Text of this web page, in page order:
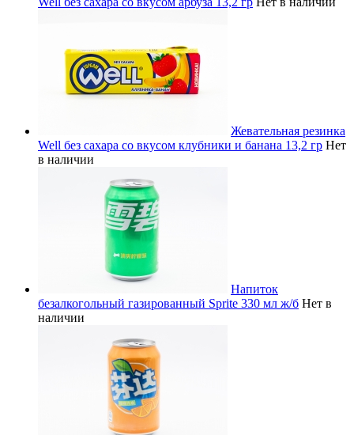
Жевательная резинка
Well без сахара со вкусом клубники и банана 13,2 гр Нет
в наличии
Напиток
безалкогольный газированный Sprite 330 мл ж/б Нет в
наличии